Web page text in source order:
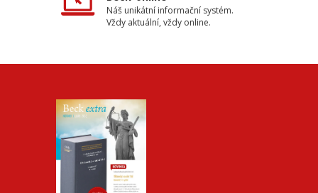
Náš unikátní informační systém.
Vždy aktuální, vždy online.